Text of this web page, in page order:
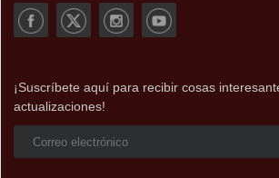
¡Suscríbete aquí para recibir cosas
actualizaciones!